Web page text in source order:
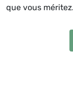
que vous méritez.